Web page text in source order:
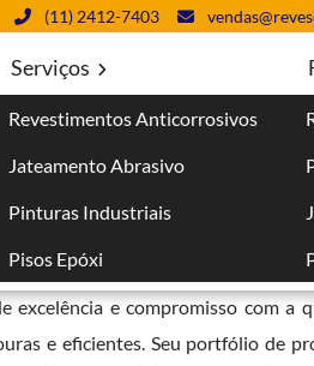
(11) 2412-7403
Serviços
Revestimentos Anticorrosivos
Jateamento Abrasivo
Pinturas Industriais
Pisos Epóxi
Vila Endres -
deaplicação de revestimentos
e compromisso com a
e eficientes. Seu portfólio de